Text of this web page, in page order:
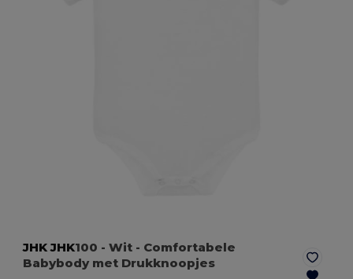
JHK JHK100 - Wit - Comfortabele
Babybody met Drukknoopjes